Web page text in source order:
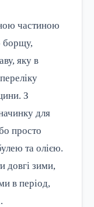
частиною
борщу,
яку в
З
для
просто
та олією.
довгі зими,
в період,